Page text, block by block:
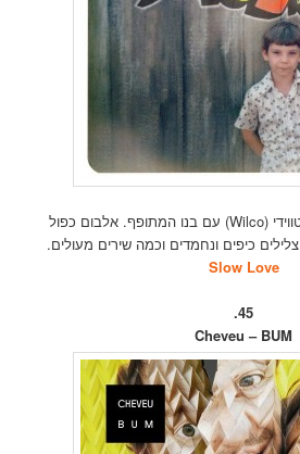
הפרויקט החדש של ג'ף טווידי (Wilco) עם בנו המתופף. אלבום כפול
כיפים ונחמדים וכמה שירים מעולים.
Slow Love
45.
Cheveu – BUM